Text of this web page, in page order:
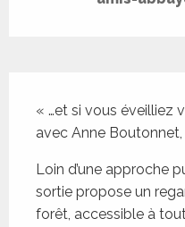
« …et si vous éveilliez
avec Anne
Loin d’une approche
sortie propose un
forêt, accessible à